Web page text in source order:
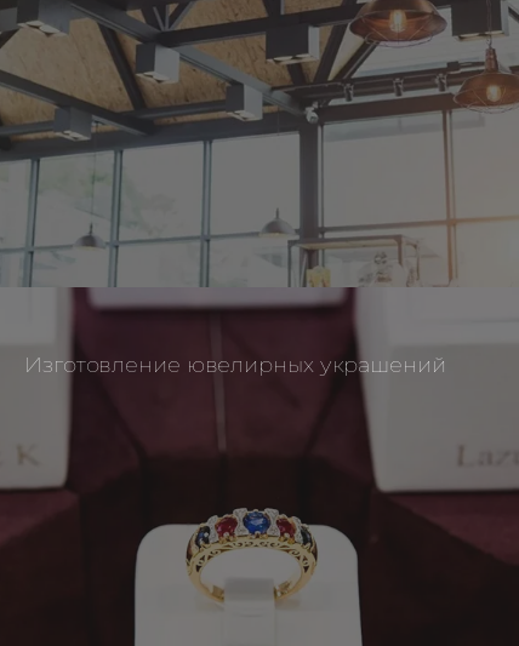
Изготовление ювелирных украшений